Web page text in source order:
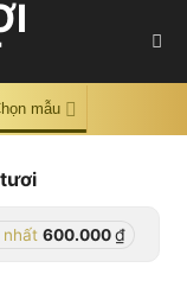
mẫu
nhất600.000₫